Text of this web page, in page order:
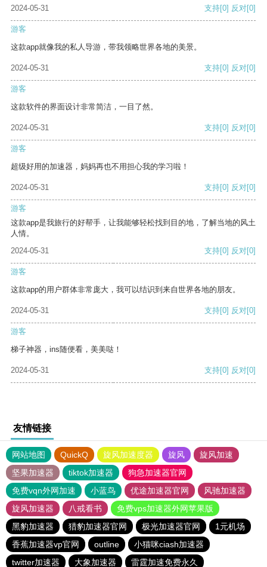
2024-05-31 支持[0] 反对[0]
游客
这款app就像我的私人导游，带我领略世界各地的美景。
2024-05-31 支持[0] 反对[0]
游客
这款软件的界面设计非常简洁，一目了然。
2024-05-31 支持[0] 反对[0]
游客
超级好用的加速器，妈妈再也不用担心我的学习啦！
2024-05-31 支持[0] 反对[0]
游客
这款app是我旅行的好帮手，让我能够轻松找到目的地，了解当地的风土
人情。
2024-05-31
支持[0] 反对[0]
游客
这款app的用户群体非常庞大，我可以结识到来自世界各地的朋友。
2024-05-31 支持[0] 反对[0]
游客
梯子神器，ins随便看，美美哒！
2024-05-31 支持[0] 反对[0]
友情链接
网站地图 QuickQ 旋风加速度器 旋风
旋风加速
坚果加速器
tiktok加速器
狗急加速器官网
免费vqn外网加速
小蓝鸟 优途加速器官网
风驰加速器
旋风加速器
八戒看书
免费vps加速器外网苹果版
黑豹加速器
猎豹加速器官网 极光加速器官网
1元机场
香蕉加速器vp官网
outline
小猫咪ciash加速器
twitter加速器
大象加速器 雷霆加速免费永久